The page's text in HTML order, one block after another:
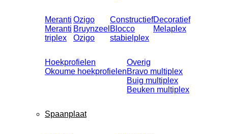
Meranti
Meranti
triplex
Ozigo
Bruynzeel
Ozigo
Constructief
Blocco
stabielplex
Decoratief
Melaplex
Hoekprofielen
Okoume hoekprofielen
Overig
Bravo multiplex
Buig multiplex
Beuken multiplex
Spaanplaat